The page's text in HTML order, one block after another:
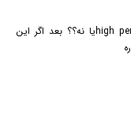
میخواستم بدونم حال عادی لبتاپ ها رو high performanceیا نه؟؟ بعد اگر این